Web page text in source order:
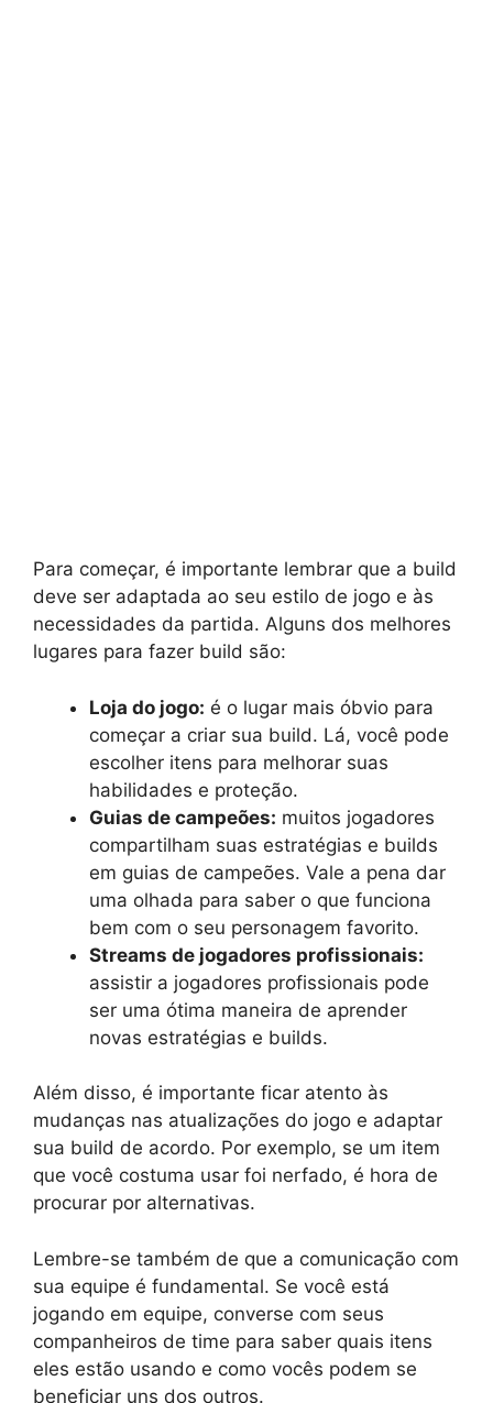
Para começar, é importante lembrar que a build
deve ser adaptada ao seu estilo de jogo e às
necessidades da partida. Alguns dos melhores
lugares para fazer build são:
Loja do jogo: é o lugar mais óbvio para
começar a criar sua build. Lá, você pode
escolher itens para melhorar suas
habilidades e proteção.
Guias de campeões: muitos jogadores
compartilham suas estratégias e builds
em guias de campeões. Vale a pena dar
uma olhada para saber o que funciona
bem com o seu personagem favorito.
Streams de jogadores profissionais:
assistir a jogadores profissionais pode
ser uma ótima maneira de aprender
novas estratégias e builds.
Além disso, é importante ficar atento às
mudanças nas atualizações do jogo e adaptar
sua build de acordo. Por exemplo, se um item
que você costuma usar foi nerfado, é hora de
procurar por alternativas.
Lembre-se também de que a comunicação com
sua equipe é fundamental. Se você está
jogando em equipe, converse com seus
companheiros de time para saber quais itens
eles estão usando e como vocês podem se
beneficiar uns dos outros.